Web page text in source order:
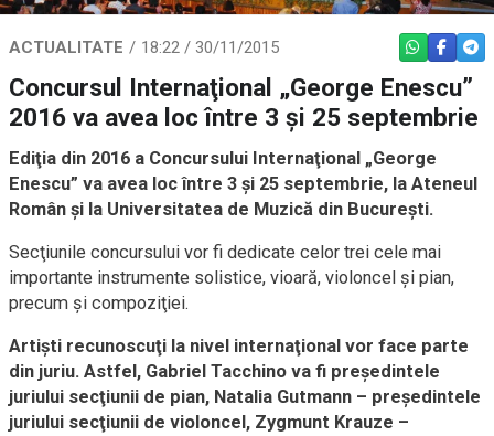
ACTUALITATE 18:22 / 30/11/2015 WHATSAPP
Concursul Internaţional „George Enescu”
2016 va avea loc între 3 şi 25 septembrie
Ediţia din 2016 a Concursului Internaţional „George
Enescu” va avea loc între 3 şi 25 septembrie, la Ateneul
Român şi la Universitatea de Muzică din Bucureşti.
Secţiunile concursului vor fi dedicate celor trei cele mai
importante instrumente solistice, vioară, violoncel şi pian,
precum şi compoziţiei.
Artişti recunoscuţi la nivel internaţional vor face parte
din juriu. Astfel, Gabriel Tacchino va fi preşedintele
juriului secţiunii de pian, Natalia Gutmann – preşedintele
juriului secţiunii de violoncel, Zygmunt Krauze –